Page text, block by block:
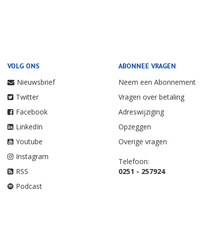
VOLG ONS
Nieuwsbrief
Twitter
Facebook
LinkedIn
Youtube
Instagram
RSS
Podcast
ABONNEE VRAGEN
Neem een Abonnement
Vragen over betaling
Adreswijziging
Opzeggen
Overige vragen
Telefoon:
0251 - 257924